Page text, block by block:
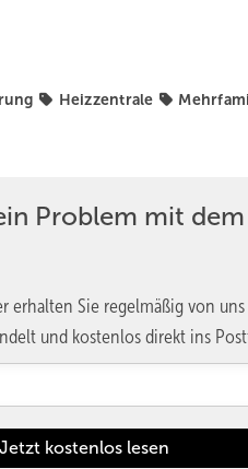
Heizzentrale
Problem mit dem
erhalten Sie regelmäßig von
und kostenlos direkt ins